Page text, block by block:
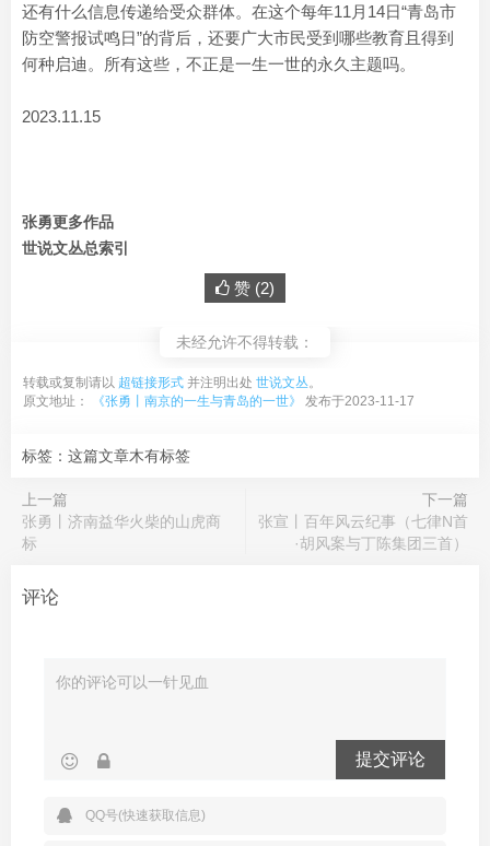
还有什么信息传递给受众群体。在这个每年11月14日“青岛市
防空警报试鸣日”的背后，还要广大市民受到哪些教育且得到
何种启迪。所有这些，不正是一生一世的永久主题吗。
2023.11.15
张勇更多作品
世说文丛总索引
赞 (2)
未经允许不得转载：
转载或复制请以 超链接形式 并注明出处 世说文丛。
原文地址：
《张勇丨南京的一生与青岛的一世》 发布于2023-11-17
标签：这篇文章木有标签
上一篇
张勇丨济南益华火柴的山虎商
标
下一篇
张宣丨百年风云纪事（七律N首
·胡风案与丁陈集团三首）
评论
提交评论